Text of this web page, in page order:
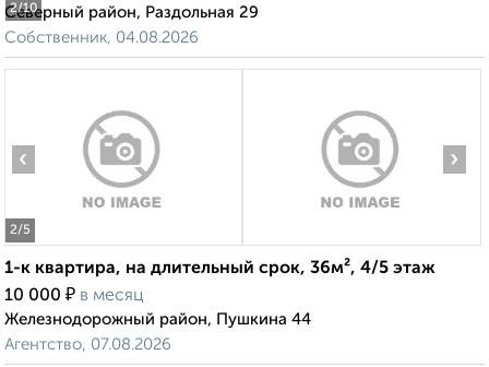
2/10
Северный район, Раздольная 29
Собственник, 04.08.2026
2/5
‹ ›
1-к квартира, на длительный срок, 36м², 4/5 этаж
10 000 ₽ в месяц
Железнодорожный район, Пушкина 44
Агентство, 07.08.2026